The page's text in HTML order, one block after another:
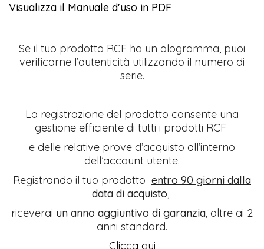
Visualizza il Manuale d'uso in PDF
Se il tuo prodotto RCF ha un ologramma, puoi
verificarne l’autenticità utilizzando il numero di
serie.
La registrazione del prodotto consente una
gestione efficiente di tutti i prodotti RCF
e delle relative prove d’acquisto all’interno
dell’account utente.
Registrando il tuo prodotto entro 90 giorni dalla
data di acquisto,
riceverai un anno aggiuntivo di garanzia, oltre ai 2
anni standard.
Clicca qui